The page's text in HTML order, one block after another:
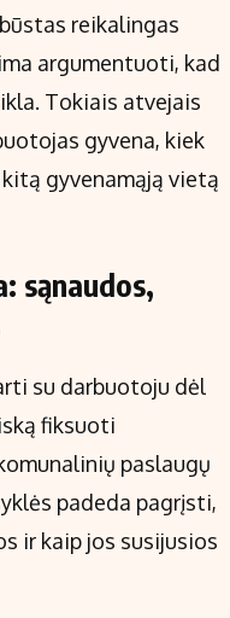
reikalingas
argumentuoti, kad
Tokiais atvejais
gyvena, kiek
gyvenamąją vietą
sąnaudos,
su darbuotoju dėl
fiksuoti
paslaugų
padeda pagrįsti,
ir kaip jos susijusios